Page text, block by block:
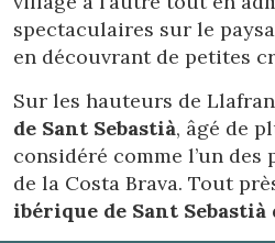
spectaculaires sur le
en découvrant de petites
Sur les hauteurs de
de Sant Sebastià, âgé de
considéré comme l’un des
de la Costa Brava. Tout
ibérique de Sant Sebastià